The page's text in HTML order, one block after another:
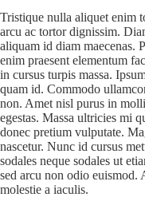
Tristique nulla aliquet enim
arcu ac tortor dignissim.
aliquam id diam maecenas.
enim praesent elementum
in cursus turpis massa.
quam id. Commodo
non. Amet nisl purus in
egestas. Massa ultricies mi
donec pretium vulputate.
nascetur. Nunc id cursus
sodales neque sodales ut
sed arcu non odio euismod.
molestie a iaculis.